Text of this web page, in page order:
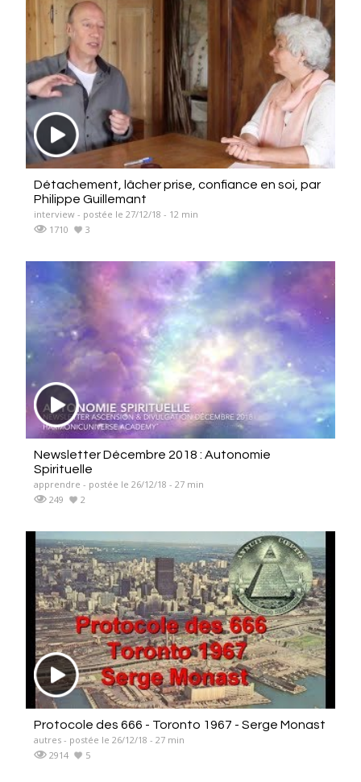
Détachement, lâcher prise, confiance en soi, par
Philippe Guillemant
interview - postée le 27/12/18 - 12 min
1710
3
Newsletter Décembre 2018 : Autonomie
Spirituelle
apprendre - postée le 26/12/18 - 27 min
249
2
Protocole des 666 - Toronto 1967 - Serge Monast
autres - postée le 26/12/18 - 27 min
2914
5